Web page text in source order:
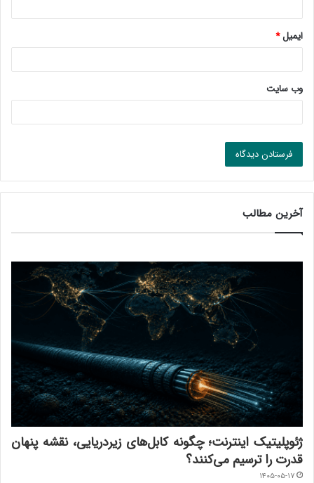
ایمیل*
وب‌ سایت
آخرین مطالب
ژئوپلیتیک اینترنت؛ چگونه کابل‌های زیردریایی، نقشه پنهان
قدرت را ترسیم می‌کنند؟
۱۴۰۵-۰۵-۱۷